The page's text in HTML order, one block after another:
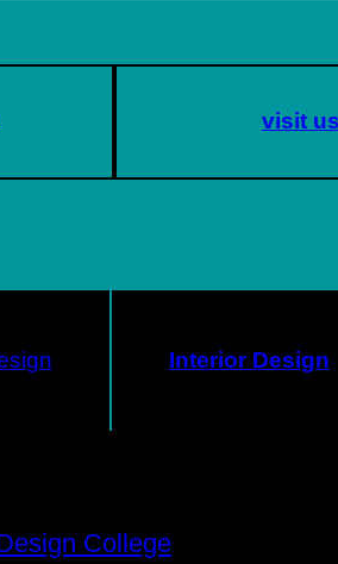
visit us
Interior Design